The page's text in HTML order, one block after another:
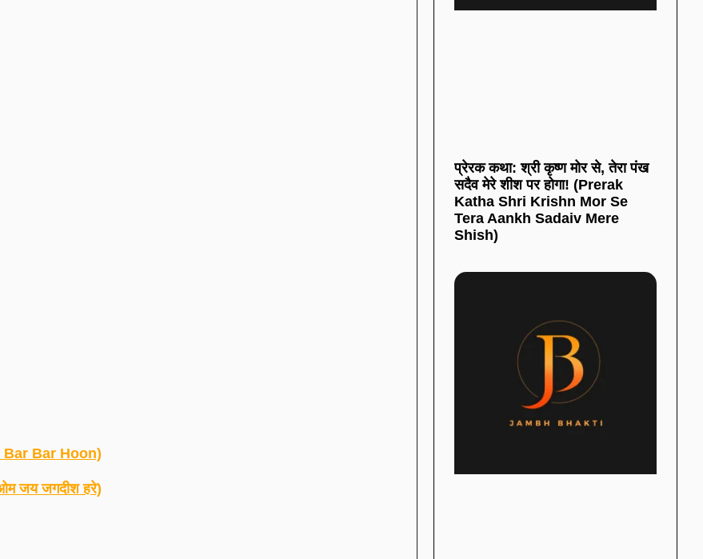
Bar Bar Hoon)
जय जगदीश हरे)
प्रेरक कथा: श्री कृष्ण मोर से, तेरा पंख
सदैव मेरे शीश पर होगा! (Prerak
Katha Shri Krishn Mor Se
Tera Aankh Sadaiv Mere
Shish)